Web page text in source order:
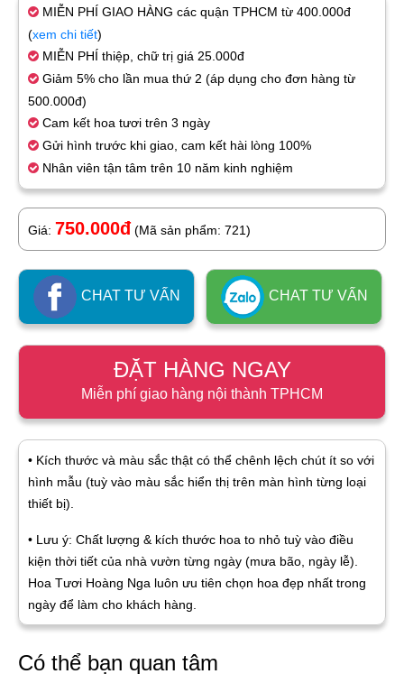
MIỄN PHÍ GIAO HÀNG các quận TPHCM từ 400.000đ
(xem chi tiết)
MIỄN PHÍ thiệp, chữ trị giá 25.000đ
Giảm 5% cho lần mua thứ 2 (áp dụng cho đơn hàng từ
500.000đ)
Cam kết hoa tươi trên 3 ngày
Gửi hình trước khi giao, cam kết hài lòng 100%
Nhân viên tận tâm trên 10 năm kinh nghiệm
Giá: 750.000đ (Mã sản phẩm: 721)
CHAT TƯ VẤN CHAT TƯ VẤN
ĐẶT HÀNG NGAY
Miễn phí giao hàng nội thành TPHCM
• Kích thước và màu sắc thật có thể chênh lệch chút ít so với
hình mẫu (tuỳ vào màu sắc hiển thị trên màn hình từng loại
thiết bị).
• Lưu ý: Chất lượng & kích thước hoa to nhỏ tuỳ vào điều
kiện thời tiết của nhà vườn từng ngày (mưa bão, ngày lễ).
Hoa Tươi Hoàng Nga luôn ưu tiên chọn hoa đẹp nhất trong
ngày để làm cho khách hàng.
Có thể bạn quan tâm